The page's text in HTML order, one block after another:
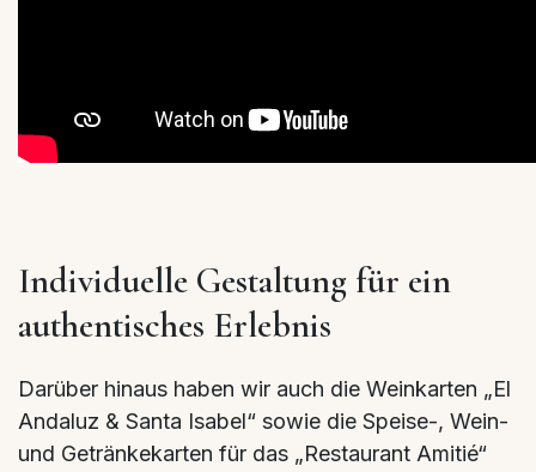
Individuelle Gestaltung für ein
authentisches Erlebnis
Darüber hinaus haben wir auch die Weinkarten „El
Andaluz & Santa Isabel“ sowie die Speise-, Wein-
und Getränkekarten für das „Restaurant Amitié“